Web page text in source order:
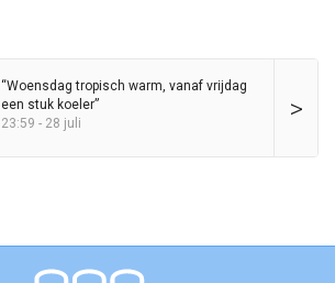
>
“Woensdag tropisch warm, vanaf vrijdag
een stuk koeler”
23:59 - 28 juli